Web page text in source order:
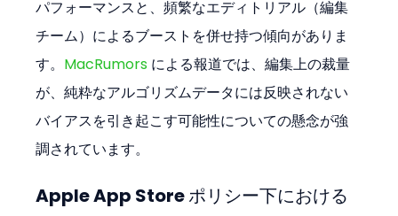
パフォーマンスと、頻繁なエディトリアル（編集
チーム）によるブーストを併せ持つ傾向がありま
す。 MacRumors による報道では、編集上の裁量
が、純粋なアルゴリズムデータには反映されない
バイアスを引き起こす可能性についての懸念が強
調されています。
Apple App Store ポリシー下における